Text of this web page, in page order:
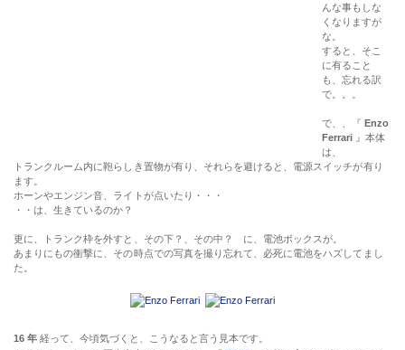
んな事もしな
くなりますが
な。
すると、そこ
に有ること
も、忘れる訳
で。。。
で、、『Enzo
Ferrari 』本体
は、
トランクルーム内に鞄らしき置物が有り、それらを避けると、電源スイッチが有り
ます。
ホーンやエンジン音、ライトが点いたり・・・
・・は、生きているのか？
更に、トランク枠を外すと、その下？、その中？ に、電池ボックスが。
あまりにもの衝撃に、その時点での写真を撮り忘れて、必死に電池をハズしてまし
た。
16 年 経って、今頃気づくと、こうなると言う見本です。